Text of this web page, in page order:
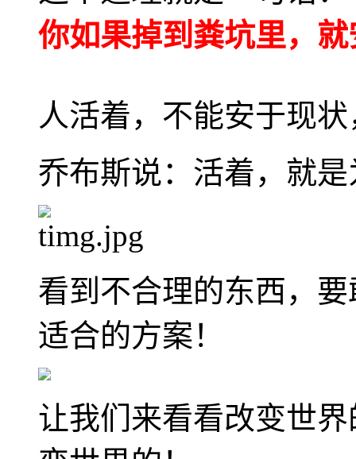
你如果掉到粪坑里，
人活着，不能安于现
乔布斯说：活着，就
看到不合理的东西，
适合的方案！
让我们来看看改变世